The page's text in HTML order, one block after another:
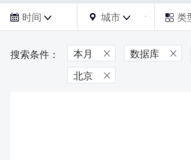
 时间   城市   类
本月  数据库 
北京 